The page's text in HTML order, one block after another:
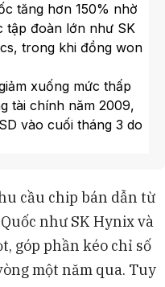
tăng hơn 150% nhờ
tập đoàn lớn như SK
trong khi đồng won
xuống mức thấp
tài chính năm 2009,
vào cuối tháng 3 do
nhập khẩu toàn
Quốc cho biết mối
vãng lai và sức
từ năm 2015 do
cầu chip bán dẫn từ
như SK Hynix và
góp phần kéo chỉ số
một năm qua. Tuy